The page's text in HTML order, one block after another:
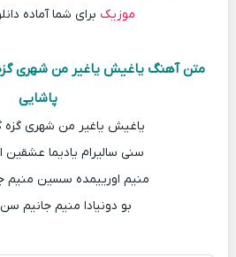
موزیک برای شما آماده
متن آهنگ یاغیش یاغیر من شهری گزه
پاشایی
یاغیش یاغیر من شهری گزه
سنی سالیرام یادیما عشقین
منیم اورییمده سسین منیم
بو دونیادا منیم جانیم